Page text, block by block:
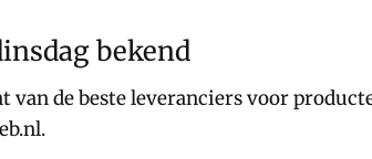
bekend
de beste leveranciers voor